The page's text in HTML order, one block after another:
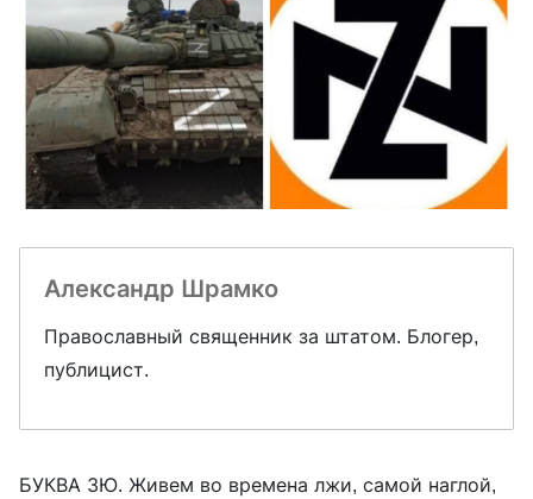
Александр Шрамко
Православный священник за штатом. Блогер,
публицист.
БУКВА ЗЮ. Живем во времена лжи, самой наглой,